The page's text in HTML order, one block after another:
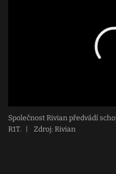
Společnost Rivian předvádí
R1T.
Zdroj: Rivian